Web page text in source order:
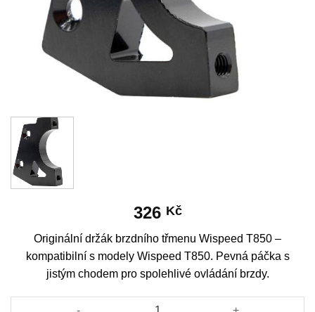
326 Kč
Originální držák brzdního třmenu Wispeed T850 –
kompatibilní s modely Wispeed T850. Pevná páčka s
jistým chodem pro spolehlivé ovládání brzdy.
Originální držák brzdního třmenu Wispeed T850 množství